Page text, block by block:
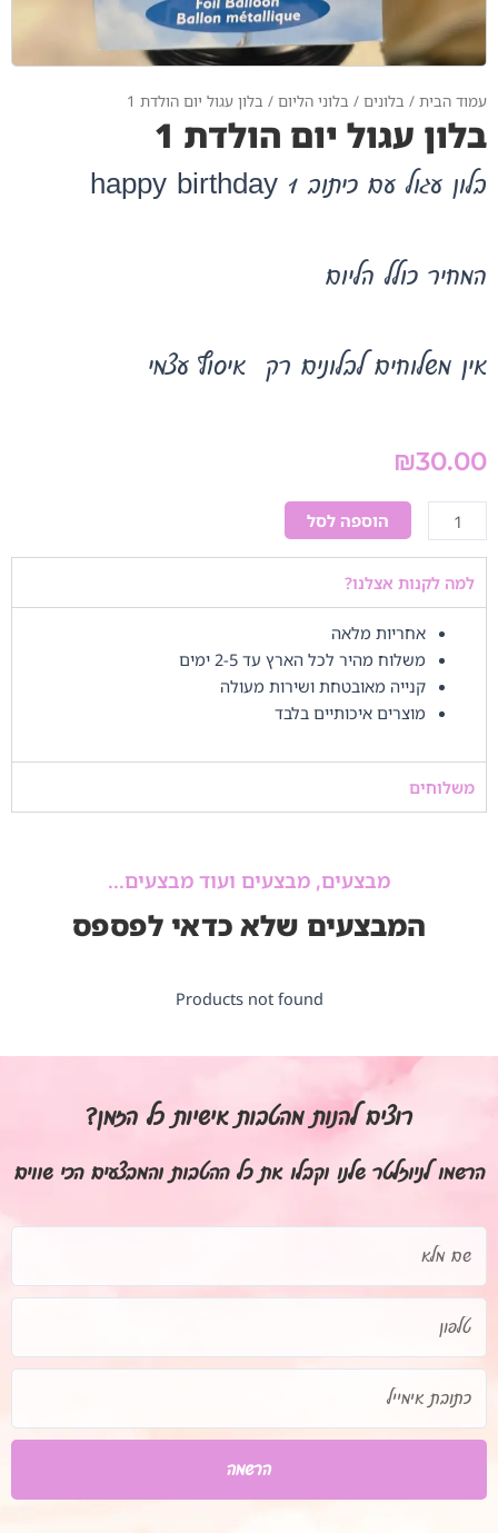
עמוד הבית / בלונים / בלוני הליום / בלון עגול יום הולדת 1
בלון עגול יום הולדת 1
בלון עגול עם כיתוב happy birthday 1
המחיר כולל הליום
אין משלוחים לבלונים רק איסוף עצמי
₪30.00
כמות
בלון
עגול
יום
הוספה לסל
למה לקנות אצלנו?
אחריות מלאה
משלוח מהיר לכל הארץ עד 2-5 ימים
קנייה מאובטחת ושירות מעולה
מוצרים איכותיים בלבד
משלוחים
מבצעים, מבצעים ועוד מבצעים...
המבצעים שלא כדאי לפספס
Products not found
רוצים להנות מהטבות אישיות כל הזמן?
הרשמו לניוזלטר שלנו וקבלו את כל ההטבות והמבצעים הכי שווים
מלא
אימייל
הרשמה